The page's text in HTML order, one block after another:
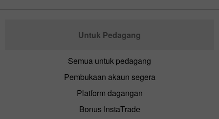
Untuk Pedagang
Semua untuk pedagang
Pembukaan akaun segera
Platform dagangan
Bonus InstaTrade